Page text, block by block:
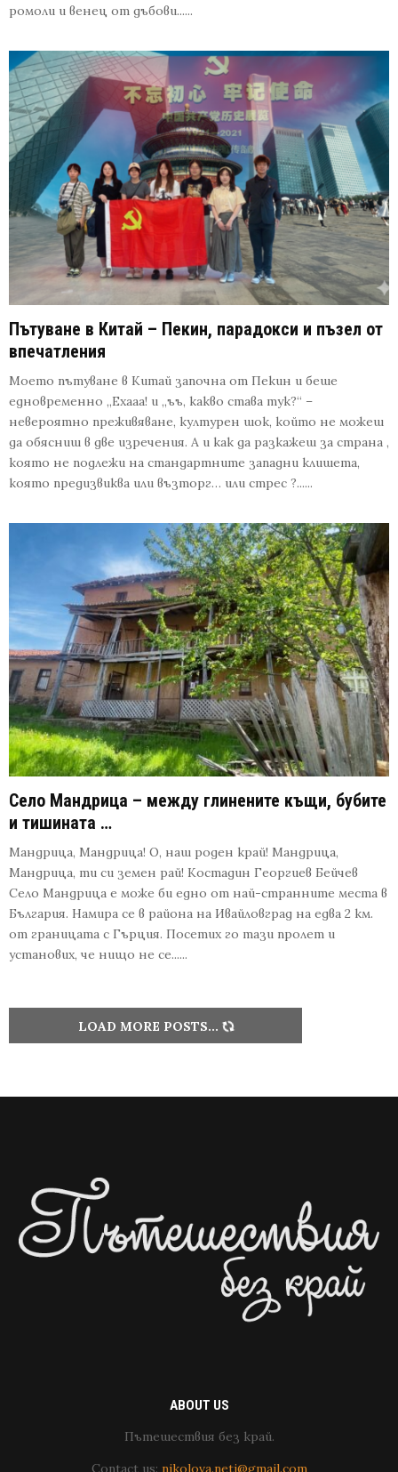
ромоли и венец от дъбови......
Пътуване в Китай – Пекин, парадокси и пъзел от
впечатления
Моето пътуване в Китай започна от Пекин и беше
едновременно „Ехааа! и „ъъ, какво става тук?“ –
невероятно преживяване, културен шок, който не можеш
да обясниш в две изречения. А и как да разкажеш за страна ,
която не подлежи на стандартните западни клишета,
която предизвиква или възторг… или стрес ?......
Село Мандрица – между глинените къщи, бубите
и тишината …
Мандрица, Мандрица! О, наш роден край! Мандрица,
Мандрица, ти си земен рай! Костадин Георгиев Бейчев
Село Мандрица е може би едно от най-странните места в
България. Намира се в района на Ивайловград на едва 2 км.
от границата с Гърция. Посетих го тази пролет и
установих, че нищо не се......
LOAD MORE POSTS
ABOUT US
Пътешествия без край.
Contact us: nikolova.neti@gmail.com